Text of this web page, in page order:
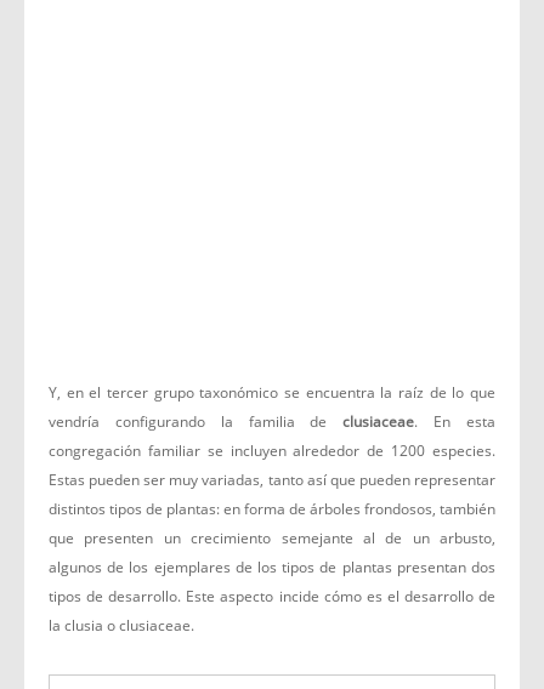
Y, en el tercer grupo taxonómico se encuentra la raíz de lo que
vendría configurando la familia declusiaceae. En esta
congregación familiar se incluyen alrededor de 1200 especies.
Estas pueden ser muy variadas, tanto así que pueden representar
distintos tipos de plantas: en forma de árboles frondosos, también
que presenten un crecimiento semejante al de un arbusto,
algunos de los ejemplares de los tipos de plantas presentan dos
tipos de desarrollo. Este aspecto incide cómo es el desarrollo de
la clusia o clusiaceae.